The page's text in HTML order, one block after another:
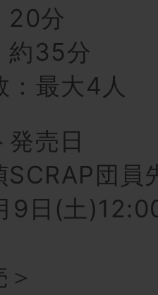
20分
約35分
：最大4人
売日
SCRAP団員
9日(土